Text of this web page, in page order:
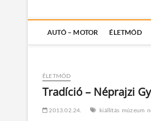
AUTÓ – MOTOR ÉLETMÓD
ÉLETMÓD
Tradíció – Néprajzi
2013.02.24. kiállítás múzeum